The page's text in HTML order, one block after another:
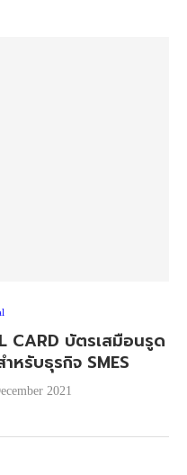
CARD บัตรเสมือนรูด
หรับธุรกิจ SMES
2021